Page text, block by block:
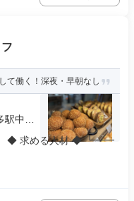
て働く！深夜・早朝なし
中央
求める人材 ◆ ┗━━